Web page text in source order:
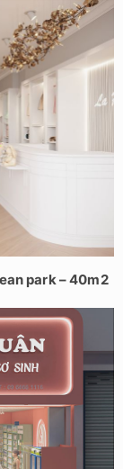
park – 40m2